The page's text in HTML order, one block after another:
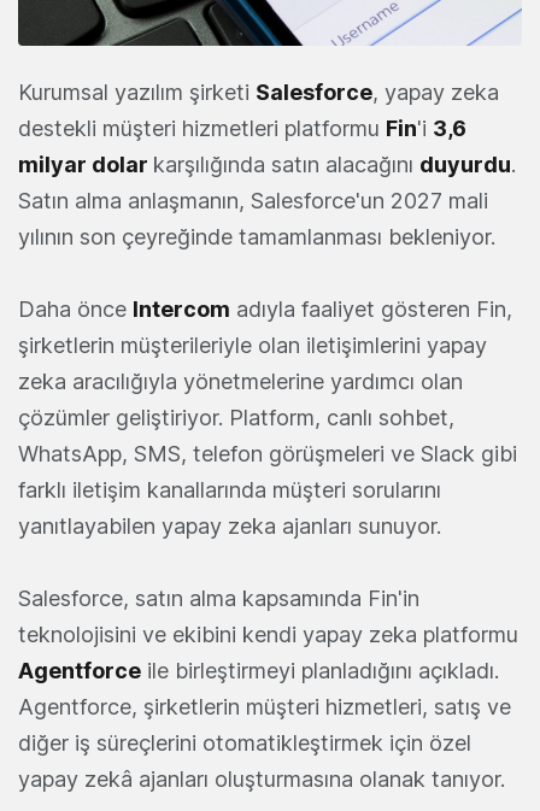
Kurumsal yazılım şirketi Salesforce, yapay zeka
destekli müşteri hizmetleri platformu Fin'i 3,6
milyar dolar karşılığında satın alacağını duyurdu.
Satın alma anlaşmanın, Salesforce'un 2027 mali
yılının son çeyreğinde tamamlanması bekleniyor.
Daha önce Intercom adıyla faaliyet gösteren Fin,
şirketlerin müşterileriyle olan iletişimlerini yapay
zeka aracılığıyla yönetmelerine yardımcı olan
çözümler geliştiriyor. Platform, canlı sohbet,
WhatsApp, SMS, telefon görüşmeleri ve Slack gibi
farklı iletişim kanallarında müşteri sorularını
yanıtlayabilen yapay zeka ajanları sunuyor.
Salesforce, satın alma kapsamında Fin'in
teknolojisini ve ekibini kendi yapay zeka platformu
Agentforce ile birleştirmeyi planladığını açıkladı.
Agentforce, şirketlerin müşteri hizmetleri, satış ve
diğer iş süreçlerini otomatikleştirmek için özel
yapay zekâ ajanları oluşturmasına olanak tanıyor.